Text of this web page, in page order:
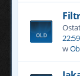
22:59
w